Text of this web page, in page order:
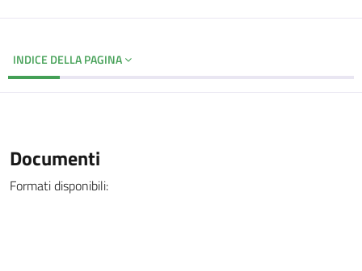
INDICE DELLA PAGINA
Documenti
Formati disponibili: